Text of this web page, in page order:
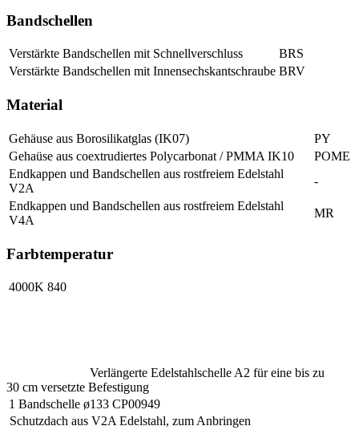
Bandschellen
Verstärkte Bandschellen mit Schnellverschluss
BRS
Verstärkte Bandschellen mit Innensechskantschraube BRV
Material
Gehäuse aus Borosilikatglas (IK07)
PY
Gehaüse aus coextrudiertes Polycarbonat / PMMA IK10
POME
Endkappen und Bandschellen aus rostfreiem Edelstahl
V2A
-
Endkappen und Bandschellen aus rostfreiem Edelstahl
V4A
MR
Farbtemperatur
4000K 840
Verlängerte Edelstahlschelle A2 für eine bis zu
30 cm versetzte Befestigung
1 Bandschelle ø133 CP00949
Schutzdach aus V2A Edelstahl, zum Anbringen